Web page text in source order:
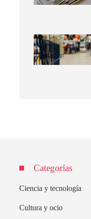
Categorías
Ciencia y tecnología
Cultura y ocio